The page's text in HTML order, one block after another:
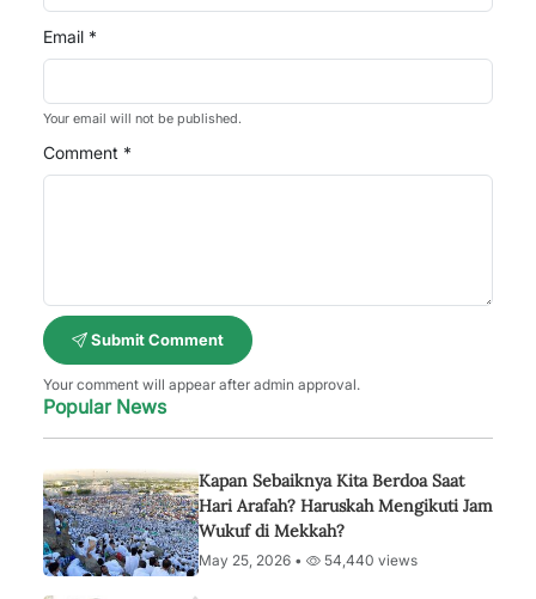
Email *
Your email will not be published.
Comment *
Submit Comment
Your comment will appear after admin approval.
Popular News
Kapan Sebaiknya Kita Berdoa Saat
Hari Arafah? Haruskah Mengikuti Jam
Wukuf di Mekkah?
May 25, 2026 • 54,440 views